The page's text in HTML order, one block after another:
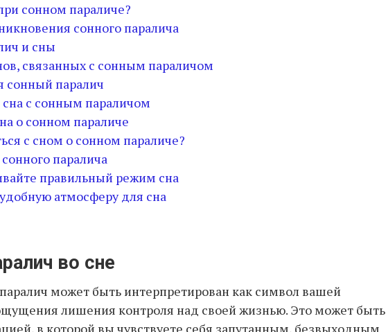
сонном параличе?
сонного паралича
и сны
связанных с сонным параличом
сонный паралич
с сонным параличом
о сонном параличе
с сном о сонном параличе?
паралича
правильный режим сна
атмосферу для сна
во сне
может быть интерпретирован как символ вашей
лишения контроля над своей жизнью. Это может быть
в которой вы чувствуете себя запутанным, безвыходным